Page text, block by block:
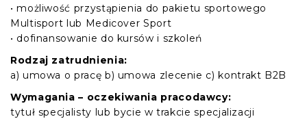
• możliwość przystąpienia do pakietu sportowego
Multisport lub Medicover Sport
• dofinansowanie do kursów i szkoleń
Rodzaj zatrudnienia:
a) umowa o pracę b) umowa zlecenie c) kontrakt B2B
Wymagania – oczekiwania pracodawcy:
tytuł specjalisty lub bycie w trakcie specjalizacji